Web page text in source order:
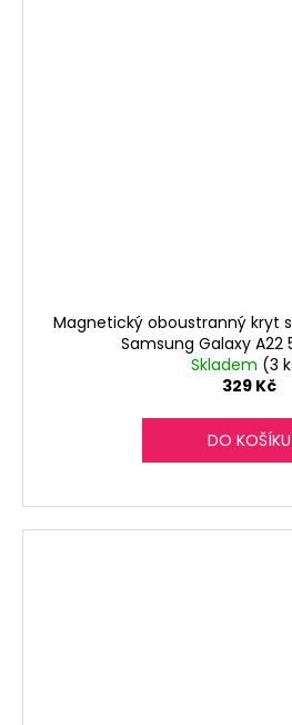
Magnetický oboustranný kryt
Samsung Galaxy
Skladem (3
329 Kč
DO KOŠÍKU